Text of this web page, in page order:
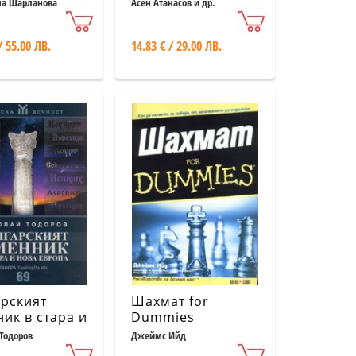
55.00 ЛВ.
Рилския манастир
14.83 € / 29.00 ЛВ.
в стара и
Шахмат for
Dummies
Джеймс Ийд